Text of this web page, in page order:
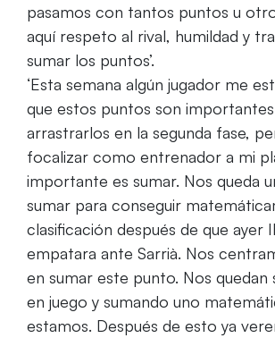
pasamos con tantos puntos u
aquí respeto al rival, humildad y
sumar los puntos’.
‘Esta semana algún jugador me
que estos puntos son
arrastrarlos en la segunda fase,
focalizar como entrenador a mi
importante es sumar. Nos queda
sumar para conseguir
clasificación después de que ayer
empatara ante Sarrià. Nos
en sumar este punto. Nos quedan
en juego y sumando uno
estamos. Después de esto ya